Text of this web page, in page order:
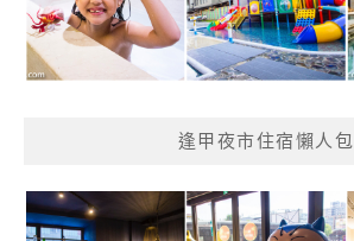
逢甲夜市住宿懶人包